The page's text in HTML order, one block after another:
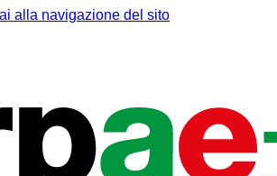
alla navigazione del sito